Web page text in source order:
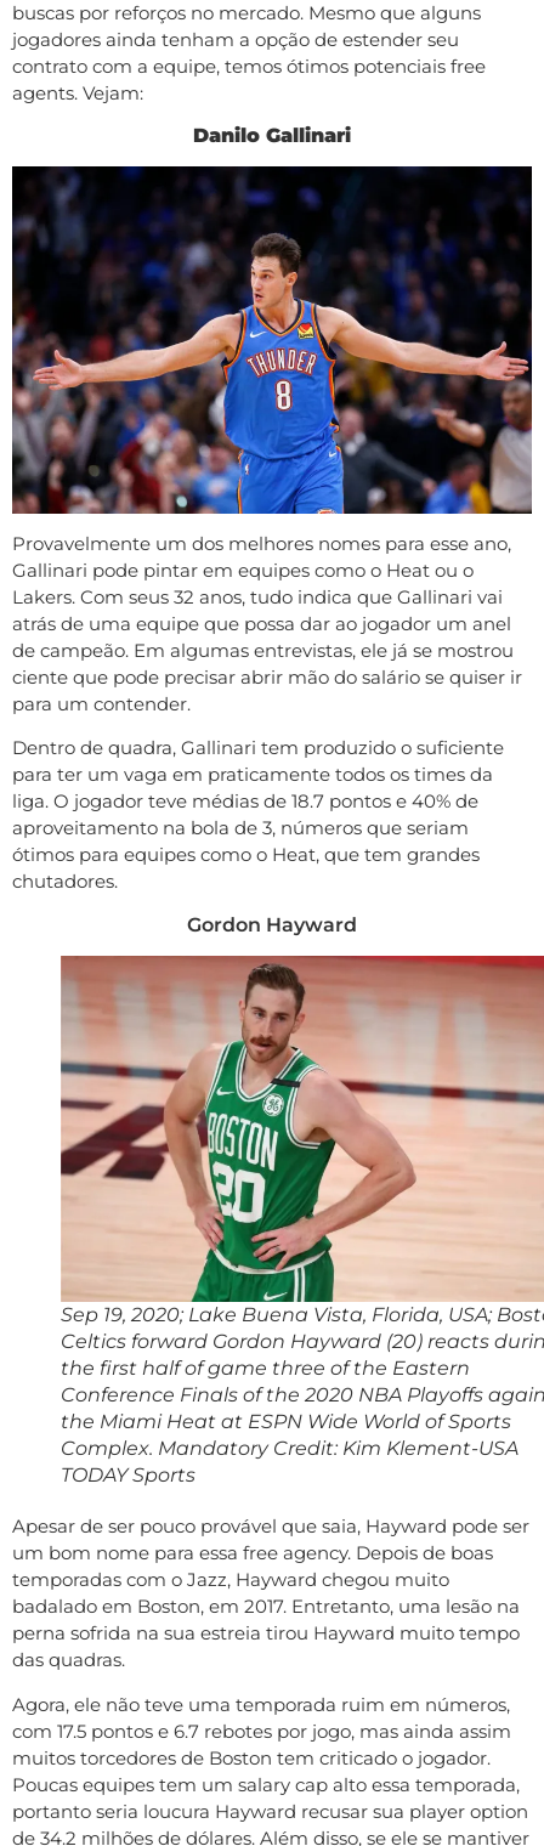
buscas por reforços no mercado. Mesmo que alguns
jogadores ainda tenham a opção de estender seu
contrato com a equipe, temos ótimos potenciais free
agents. Vejam:
Danilo Gallinari
Provavelmente um dos melhores nomes para esse ano,
Gallinari pode pintar em equipes como o Heat ou o
Lakers. Com seus 32 anos, tudo indica que Gallinari vai
atrás de uma equipe que possa dar ao jogador um anel
de campeão. Em algumas entrevistas, ele já se mostrou
ciente que pode precisar abrir mão do salário se quiser ir
para um contender.
Dentro de quadra, Gallinari tem produzido o suficiente
para ter um vaga em praticamente todos os times da
liga. O jogador teve médias de 18.7 pontos e 40% de
aproveitamento na bola de 3, números que seriam
ótimos para equipes como o Heat, que tem grandes
chutadores.
Gordon Hayward
Sep 19, 2020; Lake Buena Vista, Florida, USA;
Celtics forward Gordon Hayward (20) reacts
the first half of game three of the Eastern
Conference Finals of the 2020 NBA Playoffs
the Miami Heat at ESPN Wide World of Sports
Complex. Mandatory Credit: Kim Klement-USA
TODAY Sports
Apesar de ser pouco provável que saia, Hayward pode ser
um bom nome para essa free agency. Depois de boas
temporadas com o Jazz, Hayward chegou muito
badalado em Boston, em 2017. Entretanto, uma lesão na
perna sofrida na sua estreia tirou Hayward muito tempo
das quadras.
Agora, ele não teve uma temporada ruim em números,
com 17.5 pontos e 6.7 rebotes por jogo, mas ainda assim
muitos torcedores de Boston tem criticado o jogador.
Poucas equipes tem um salary cap alto essa temporada,
portanto seria loucura Hayward recusar sua player option
de 34.2 milhões de dólares. Além disso, se ele se mantiver